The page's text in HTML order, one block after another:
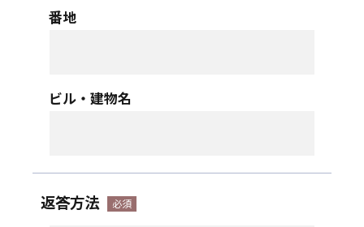
番地
ビル・建物名
返答方法